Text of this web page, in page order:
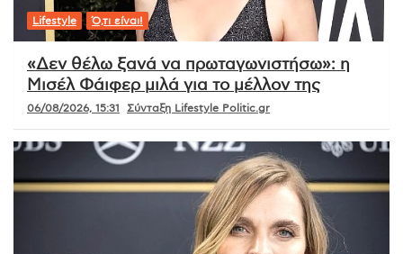
Lifestyle Ό,τι είναι!
«Δεν θέλω ξανά να πρωταγωνιστήσω»: η
Μισέλ Φάιφερ μιλά για το μέλλον της
06/08/2026, 15:31 Σύνταξη Lifestyle Politic.gr